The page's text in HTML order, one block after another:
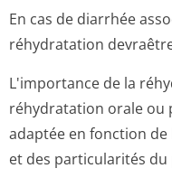
En cas de diarrhée
réhydratation
L'importance de la
réhydratation orale ou
adaptée en fonction
et des particularités